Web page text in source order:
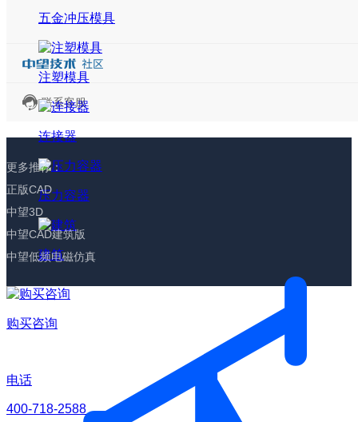
五金冲压模具
注塑模具
连接器
压力容器
建筑
联系客服
更多推荐：
正版CAD
中望3D
中望CAD建筑版
中望低频电磁仿真
购买咨询
电话
400-718-2588